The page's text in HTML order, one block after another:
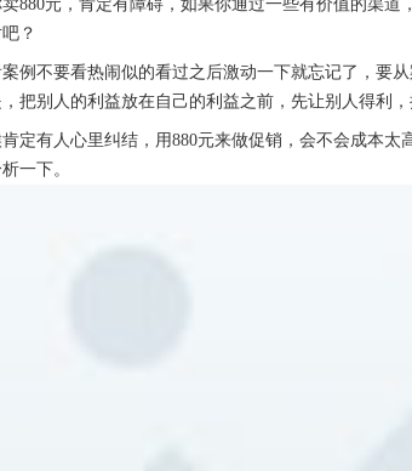
880元，肯定有障碍，如果你通过一些有价值的渠道
？
例不要看热闹似的看过之后激动一下就忘记了，要
把别人的利益放在自己的利益之前，先让别人得利，
定有人心里纠结，用880元来做促销，会不会成本太
一下。